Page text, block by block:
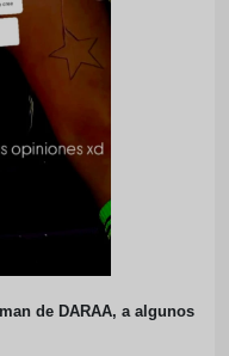
de DARAA, a algunos